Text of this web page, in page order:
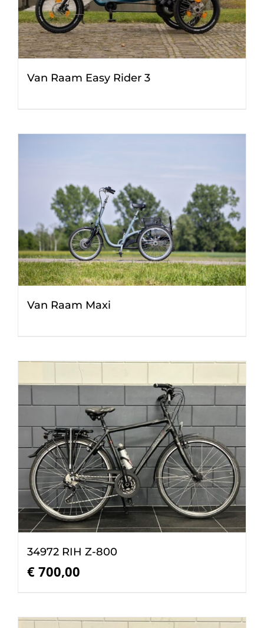
Van Raam Easy Rider 3
Van Raam Maxi
34972 RIH Z-800
€ 700,00